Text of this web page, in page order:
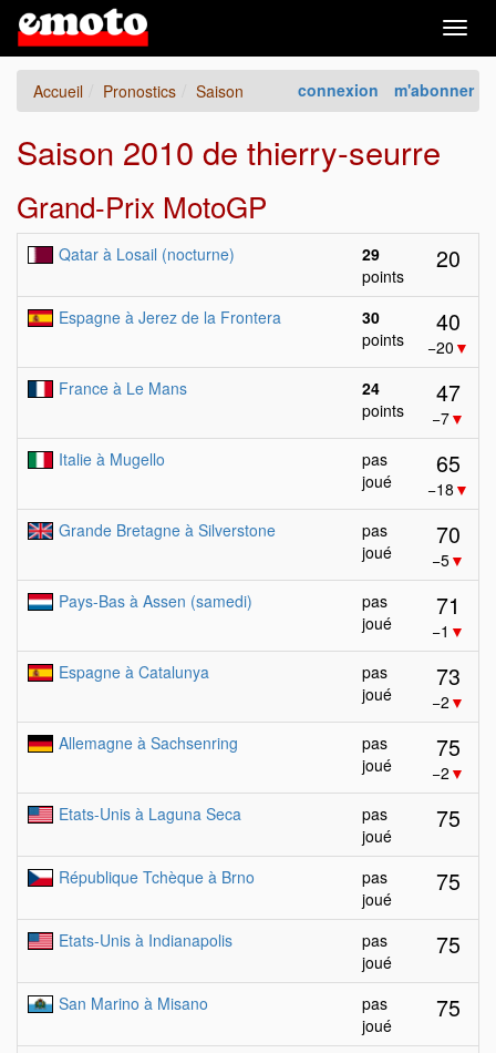
connexion m'abonner
Accueil Pronostics Saison
Saison 2010 de thierry-seurre
Grand-Prix MotoGP
Qatar à Losail (nocturne)
29
points
20
Espagne à Jerez de la Frontera
30
points
40
−20 ▼
France à Le Mans
24
points
47
−7▼
Italie à Mugello
pas
joué
65
−18 ▼
Grande Bretagne à Silverstone
pas
joué
70
−5▼
Pays-Bas à Assen (samedi)
pas
joué
71
−1 ▼
Espagne à Catalunya
pas
joué
73
−2 ▼
Allemagne à Sachsenring
pas
joué
75
−2 ▼
Etats-Unis à Laguna Seca
pas
joué
75
République Tchèque à Brno
pas
joué
75
Etats-Unis à Indianapolis
pas
joué
75
San Marino à Misano
pas
joué
75